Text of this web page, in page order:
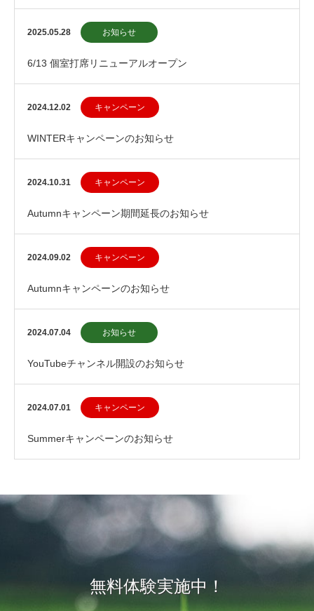
2025.05.28 お知らせ
6/13 個室打席リニューアルオープン
2024.12.02 キャンペーン
WINTERキャンペーンのお知らせ
2024.10.31 キャンペーン
Autumnキャンペーン期間延長のお知らせ
2024.09.02 キャンペーン
Autumnキャンペーンのお知らせ
2024.07.04 お知らせ
YouTubeチャンネル開設のお知らせ
2024.07.01 キャンペーン
Summerキャンペーンのお知らせ
無料体験実施中！